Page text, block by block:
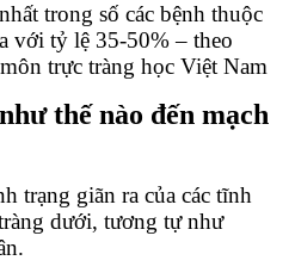
trong số các bệnh thuộc
với tỷ lệ 35-50% – theo
trực tràng học Việt Nam
thế nào đến mạch
trạng giãn ra của các tĩnh
dưới, tương tự như